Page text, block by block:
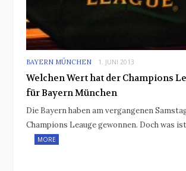
BAYERN MÜNCHEN 1. JUNI 2013
Welchen Wert hat der Champions
für Bayern München
Die Bayern haben am vergangenen
Champions Leauge gewonnen. Doch was
MORE